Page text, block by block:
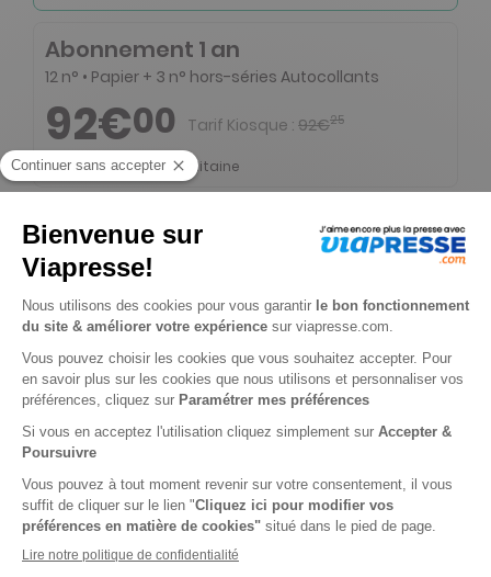
Abonnement 1 an
12 n° • Papier + 3 n° hors-séries Autocollants
92€00 Tarif Kiosque : 92€25
Tarif France métropolitaine
Abonnement Durée libre
Papier + 3 n° hors-séries Autocollants par an
5€90 Tarif Kiosque :5€ 95
Tarif France métropolitaine
Abonnement Durée libre
Papier
5€90 Tarif Kiosque : 5€95
Tarif France métropolitaine